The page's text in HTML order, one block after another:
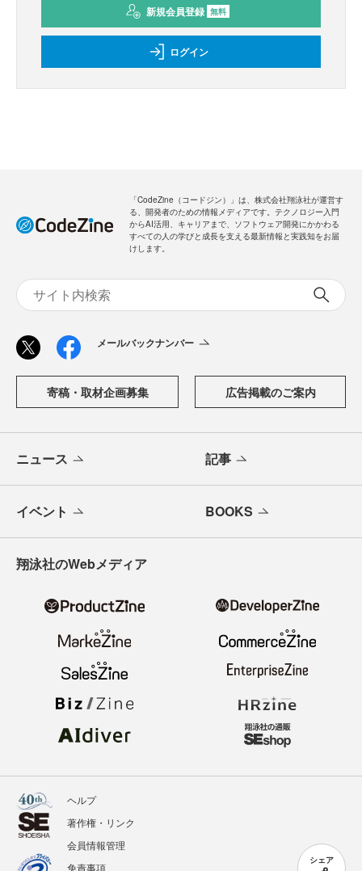
シェア
新規会員登録 無料
ログイン
「CodeZine（コードジン）」は、株式会社翔泳社が運営す
る、開発者のための情報メディアです。テクノロジー入門
からAI活用、キャリアまで、ソフトウェア開発にかかわる
すべての人の学びと成長を支える最新情報と実践知をお届
けします。
メールバックナンバー
寄稿・取材企画募集 広告掲載のご案内
ニュース 記事
イベント BOOKS
翔泳社のWebメディア
ヘルプ
著作権・リンク
会員情報管理
免責事項